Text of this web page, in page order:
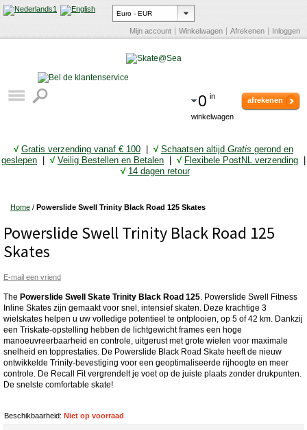
Mijn account Winkelwagen Afrekenen Inloggen
0 in
winkelwagen
afrekenen
√ Gratis verzending vanaf € 100 √ Schaatsen altijd Gratis gerond en
geslepen
√ Veilig Bestellen en Betalen √ Flexibele PostNL verzending
√ 14 dagen retour
Home / Powerslide Swell Trinity Black Road 125 Skates
Powerslide Swell Trinity Black Road 125
Skates
E-mail een vriend
The Powerslide Swell Skate Trinity Black Road 125. Powerslide Swell Fitness
Inline Skates zijn gemaakt voor snel, intensief skaten. Deze krachtige 3
wielskates helpen u uw volledige potentieel te ontplooien, op 5 of 42 km. Dankzij
een Triskate-opstelling hebben de lichtgewicht frames een hoge
manoeuvreerbaarheid en controle, uitgerust met grote wielen voor maximale
snelheid en topprestaties. De Powerslide Black Road Skate heeft de nieuw
ontwikkelde Trinity-bevestiging voor een geoptimaliseerde rijhoogte en meer
controle. De Recall Fit vergrendelt je voet op de juiste plaats zonder drukpunten.
De snelste comfortable skate!
Beschikbaarheid: Niet op voorraad